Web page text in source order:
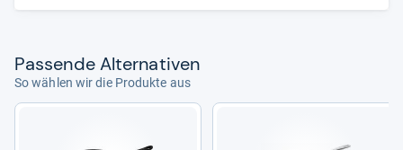
Euro für das Set.
Pas­sende Alter­na­ti­ven
So wählen wir die Produkte aus